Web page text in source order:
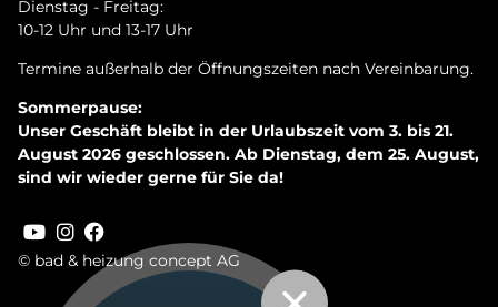
© bad & heizung concept AG
Dienstag - Freitag:
10-12 Uhr und 13-17 Uhr
Termine außerhalb der Öffnungszeiten nach Vereinbarung.
Sommerpause:
Unser Geschäft bleibt in der Urlaubszeit vom 3. bis 21.
August 2026 geschlossen. Ab Dienstag, dem 25. August,
sind wir wieder gerne für Sie da!